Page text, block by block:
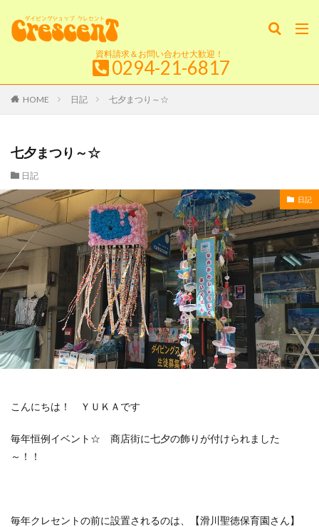
資料請求＆お問い合わせ大歓迎！
0294-21-6817
HOME 日記 七夕まつり～☆
七夕まつり～☆
日記
日記
こんにちは！ ＹＵＫＡです
毎年恒例イベント☆ 商店街に七夕の飾りが付けられました
～！！
毎年クレセントの前に設置されるのは、【滑川聖徳保育園さん】